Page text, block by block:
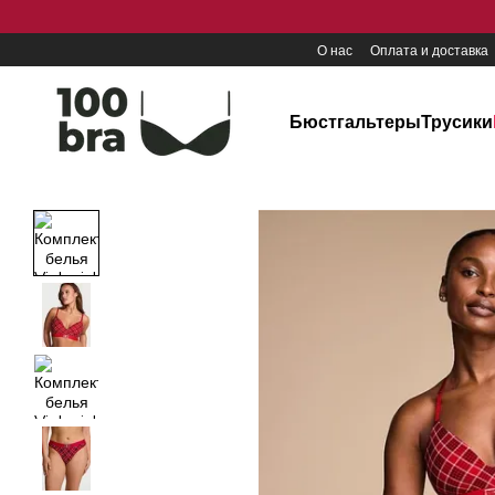
О нас Оплата и доставка
БюстгальтерыТрусики